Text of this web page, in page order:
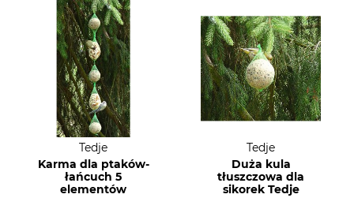
Tedje
Karma dla ptaków-
łańcuch 5
elementów
Tedje
Duża kula
tłuszczowa dla
sikorek Tedje